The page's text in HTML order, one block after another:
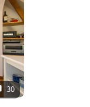
30